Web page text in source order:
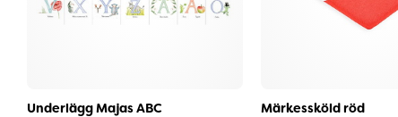
Underlägg Majas ABC
Märkessköld röd